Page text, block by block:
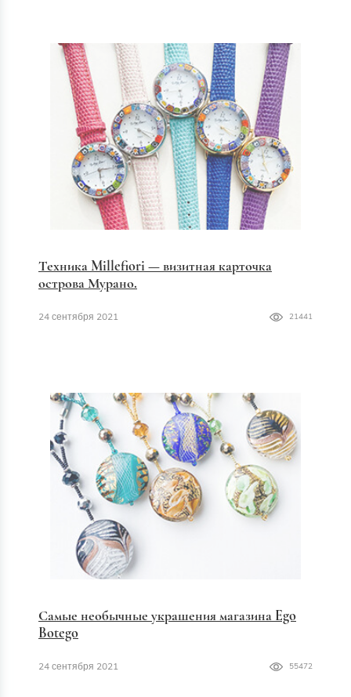
Техника Millefiori — визитная карточка
острова Мурано.
24 сентября 2021 21441
Самые необычные украшения магазина Ego
Botego
24 сентября 2021 55472